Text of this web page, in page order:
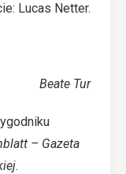
Lucas Netter.
Beate Tur
– Gazeta
.